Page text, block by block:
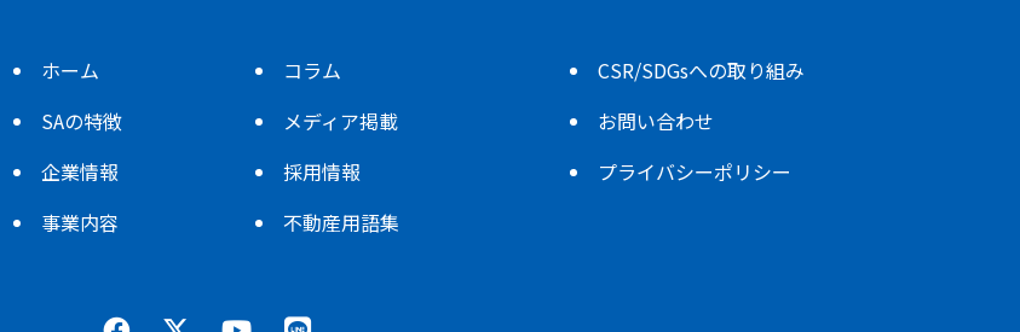
ホーム
SAの特徴
企業情報
事業内容
コラム
メディア掲載
採用情報
不動産用語集
CSR/SDGsへの取り組み
お問い合わせ
プライバシーポリシー